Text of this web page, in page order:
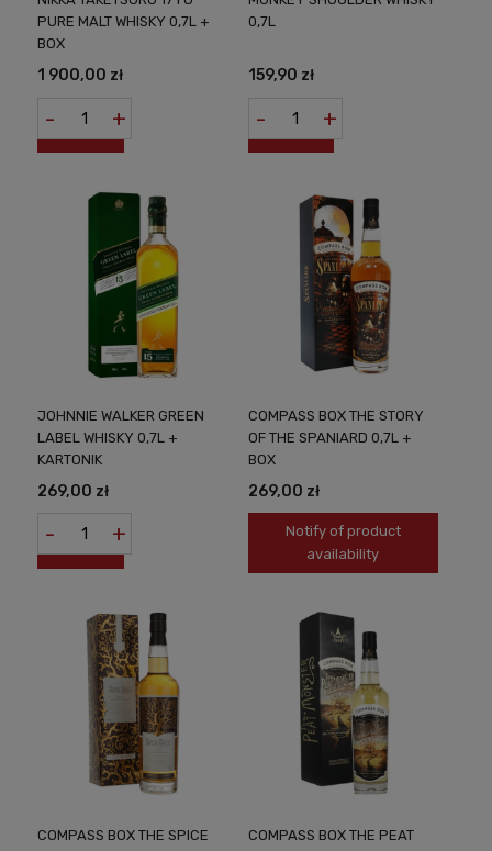
PURE MALT WHISKY 0,7L +
BOX
1 900,00 zł
- +
0,7L
159,90 zł
- +
JOHNNIE WALKER GREEN
LABEL WHISKY 0,7L +
KARTONIK
269,00 zł
- +
COMPASS BOX THE STORY
OF THE SPANIARD 0,7L +
BOX
269,00 zł
Notify of product
availability
COMPASS BOX THE SPICE
COMPASS BOX THE PEAT